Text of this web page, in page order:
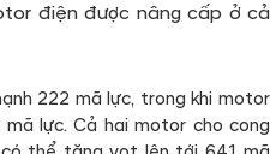
điện được nâng cấp ở cả
222 mã lực, trong khi motor
lực. Cả hai motor cho cong